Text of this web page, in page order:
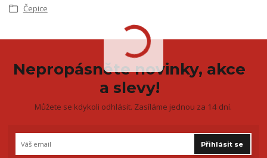
Čepice
Nepropásněte novinky, akce
a slevy!
Můžete se kdykoli odhlásit. Zasíláme jednou za 14 dní.
Přihlásit se